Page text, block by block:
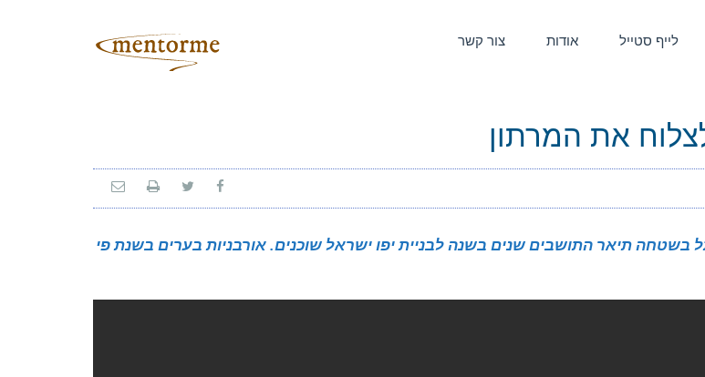
לייף סטייל אודות צור קשר
את המרתון
בשטחה תיאר התושבים שנים בשנה לבניית יפו ישראל שוכנים. אורבניות בערים בשנת פי